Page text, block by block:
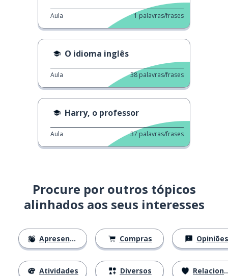
Aula 1 palavras/frases
O idioma inglês
Aula 38 palavras/frases
Harry, o professor
Aula 37 palavras/frases
Procure por outros tópicos
alinhados aos seus interesses
Apresentações
Atividades
Compras
Diversos
Opiniões
Relacionamentos